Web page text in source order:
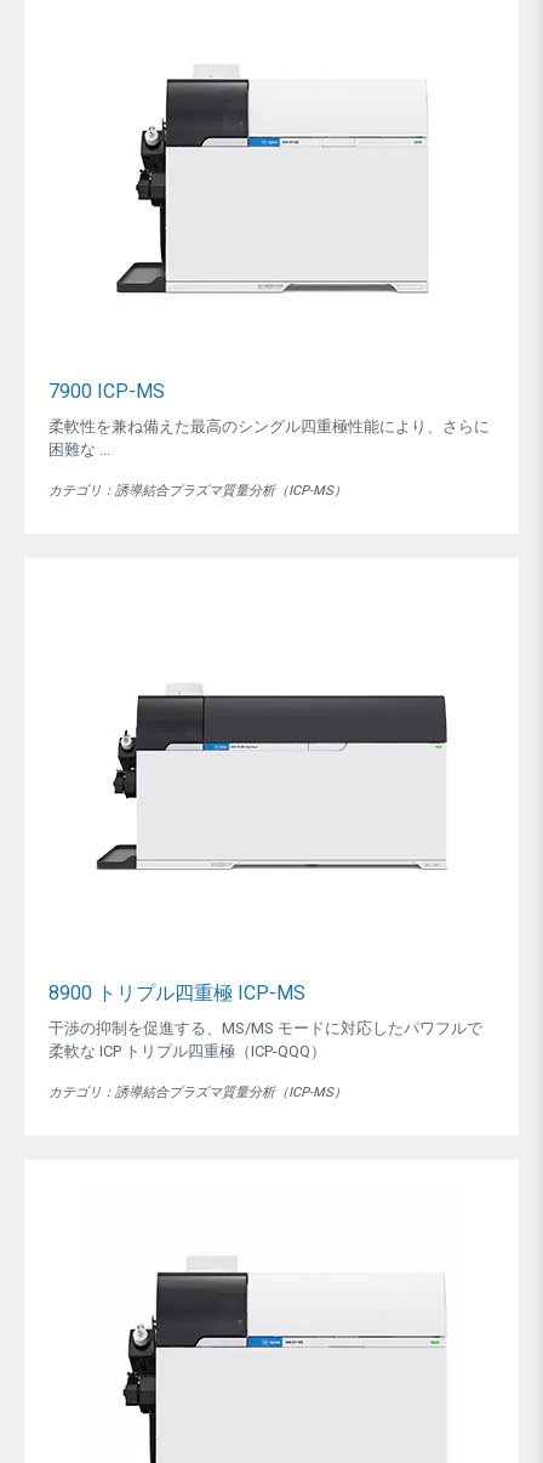
7900 ICP-MS
柔軟性を兼ね備えた最高のシングル四重極性能により、さらに
困難な ...
カテゴリ：誘導結合プラズマ質量分析（ICP-MS）
8900 トリプル四重極 ICP-MS
干渉の抑制を促進する、MS/MS モードに対応したパワフルで
柔軟な ICP トリプル四重極（ICP-QQQ）
カテゴリ：誘導結合プラズマ質量分析（ICP-MS）